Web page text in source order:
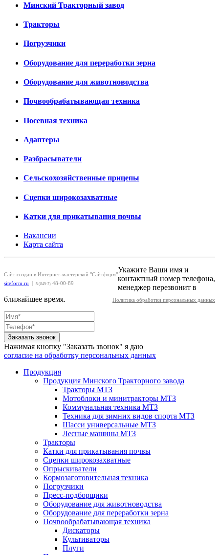
Минский Тракторный завод
Тракторы
Погрузчики
Оборудование для переработки зерна
Оборудование для животноводства
Почвообрабатывающая техника
Посевная техника
Адаптеры
Разбрасыватели
Сельскохозяйственные прицепы
Сцепки широкозахватные
Катки для прикатывания почвы
Вакансии
Карта сайта
Сайт создан в Интернет-мастерской "Сайтформ"
siteform.ru
8 (845-2) 48-00-89
Политика обработки персональных данных
Укажите Ваши имя и
контактный номер телефона,
менеджер перезвонит в
ближайшее время.
Заказать звонок
Нажимая кнопку "Заказать звонок" я даю
согласие на обработку персональных данных
Продукция
Продукция Минского Тракторного завода
Тракторы МТЗ
Мотоблоки и минитракторы МТЗ
Коммунальная техника МТЗ
Техника для зимних видов спорта МТЗ
Шасси универсальные МТЗ
Лесные машины МТЗ
Тракторы
Катки для прикатывания почвы
Сцепки широкозахватные
Опрыскиватели
Кормозаготовительная техника
Погрузчики
Пресс-подборщики
Оборудование для животноводства
Оборудование для переработки зерна
Почвообрабатывающая техника
Дискаторы
Культиваторы
Плуги